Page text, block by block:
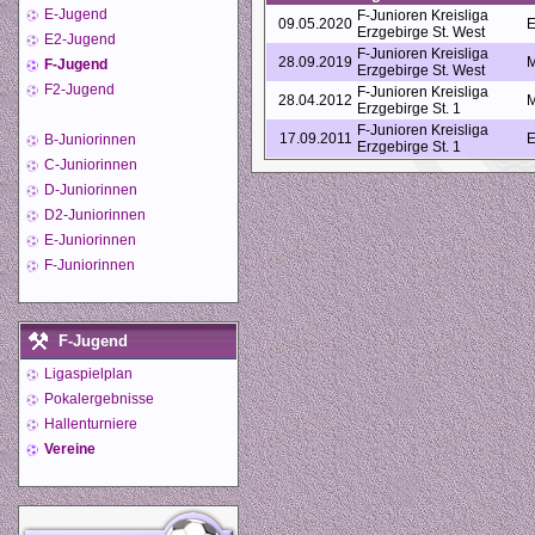
E-Jugend
E2-Jugend
F-Jugend
F2-Jugend
B-Juniorinnen
C-Juniorinnen
D-Juniorinnen
D2-Juniorinnen
E-Juniorinnen
F-Juniorinnen
F-Jugend
Ligaspielplan
Pokalergebnisse
Hallenturniere
Vereine
09.05.2020 F-Junioren Kreisliga
Erzgebirge St. West
28.09.2019 F-Junioren Kreisliga
Erzgebirge St. West
28.04.2012 F-Junioren Kreisliga
Erzgebirge St. 1
17.09.2011 F-Junioren Kreisliga
Erzgebirge St. 1